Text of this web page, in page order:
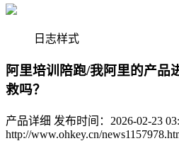
日志样式
阿里培训陪跑/我阿里的产品
救吗？
产品详细 发布时间：2026-02-23
http://www.ohkey.cn/